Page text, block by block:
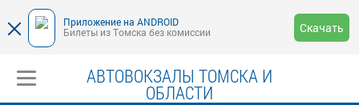
Приложение на ANDROID
Билеты из Томска без комиссии
Скачать
АВТОВОКЗАЛЫ ТОМСКА И
ОБЛАСТИ